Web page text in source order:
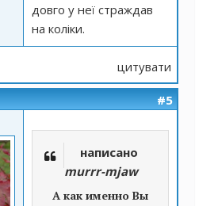
довго у неї страждав
на коліки.
цитувати
#5
написано
murrr-mjaw
А как именно Вы